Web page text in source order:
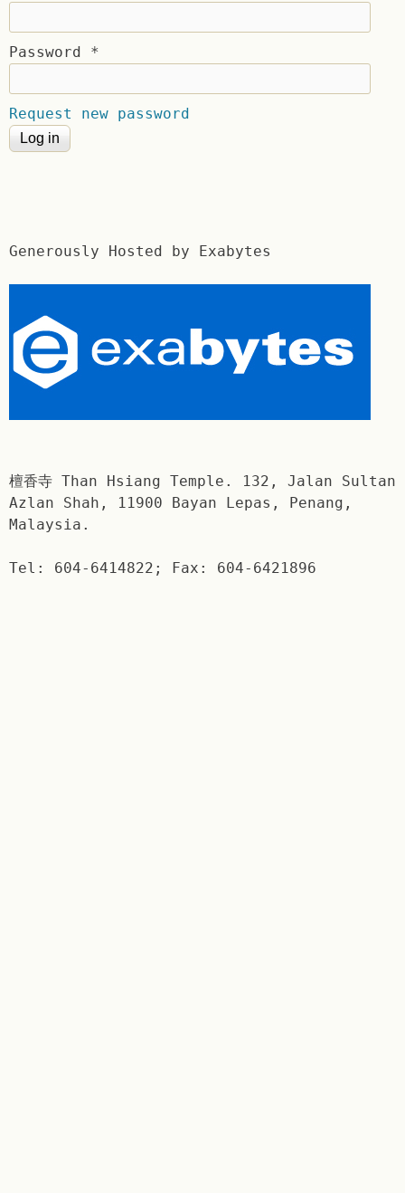
Password *
Request new password
Generously Hosted by Exabytes
檀香寺 Than Hsiang Temple. 132, Jalan Sultan
Azlan Shah, 11900 Bayan Lepas, Penang,
Malaysia.
Tel: 604-6414822; Fax: 604-6421896